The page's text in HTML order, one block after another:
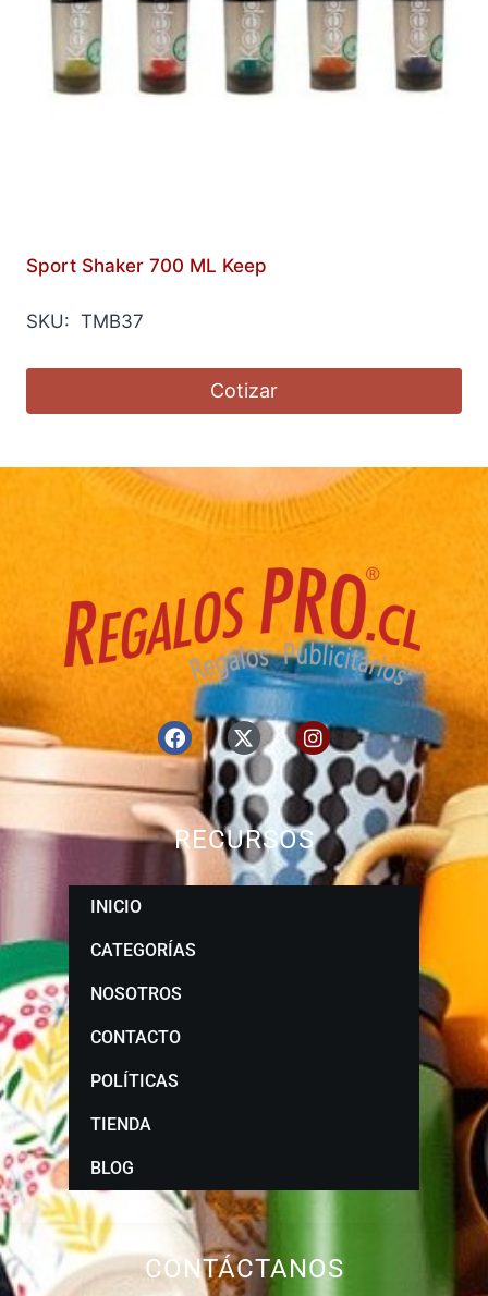
Sport Shaker 700 ML Keep
SKU: TMB37
Cotizar
CONTÁCTANOS
RECURSOS
INICIO
CATEGORÍAS
NOSOTROS
CONTACTO
POLÍTICAS
TIENDA
BLOG